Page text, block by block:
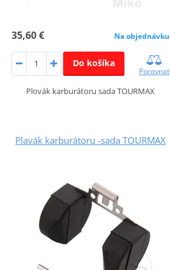
35,60 € Na objednávku
Do košíka
Porovnať
Plovák karburátoru sada TOURMAX
Plavák karburátoru -sada TOURMAX